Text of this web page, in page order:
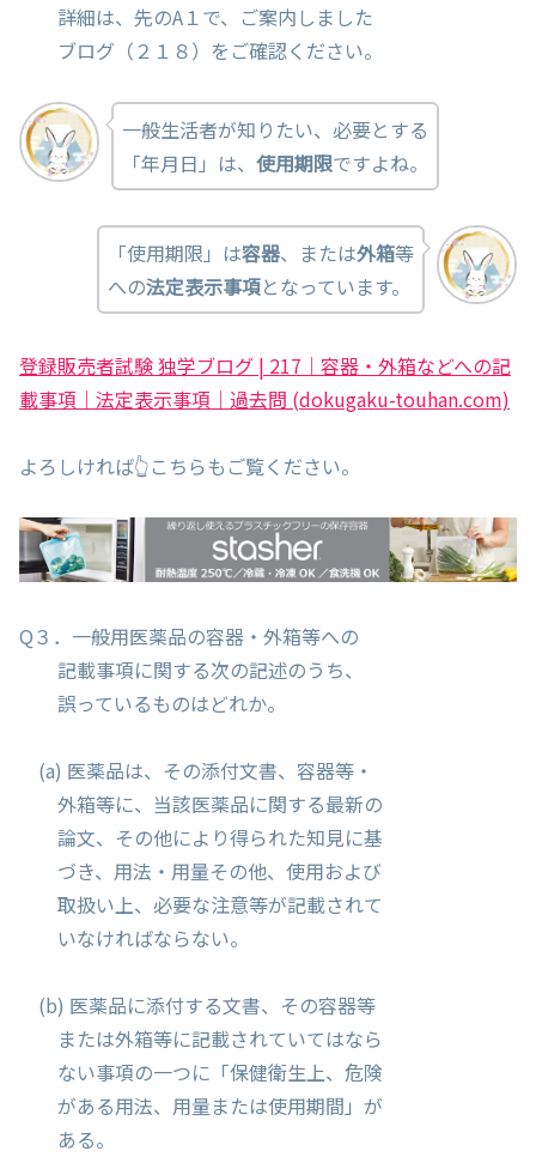
詳細は、先のA１で、ご案内しました
ブログ（２１８）をご確認ください。
一般生活者が知りたい、必要とする
「年月日」は、 使用期限ですよね。
「使用期限」は容器、または外箱等
への法定表示事項となっています。
登録販売者試験 独学ブログ | 217｜容器・外箱などへの記
載事項｜法定表示事項｜過去問 (dokugaku-touhan.com)
よろしければ👆こちらもご覧ください。
Q３．一般用医薬品の容器・外箱等への
記載事項に関する次の記述のうち、
誤っているものはどれか。
(a) 医薬品は、その添付文書、容器等・
外箱等に、当該医薬品に関する最新の
論文、その他により得られた知見に基
づき、用法・用量その他、使用および
取扱い上、必要な注意等が記載されて
いなければならない。
(b) 医薬品に添付する文書、その容器等
または外箱等に記載されていてはなら
ない事項の一つに「保健衛生上、危険
がある用法、用量または使用期間」が
ある。